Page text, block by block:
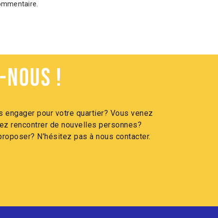
!
engager pour votre quartier? Vous venez
rencontrer de nouvelles personnes?
N’hésitez pas à nous contacter.